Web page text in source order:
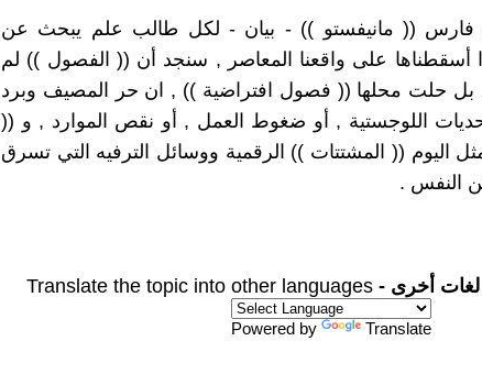
فارس (( مانيفستو )) - بيان - لكل طالب علم يبحث عن
أسقطناها على واقعنا المعاصر , سنجد أن (( الفصول )) لم
, بل حلت محلها (( فصول افتراضية )) , ان حر المصيف وبرد
اللوجستية , أو ضغوط العمل , أو نقص الموارد , و ((
اليوم (( المشتتات )) الرقمية ووسائل الترفيه التي تسرق
النفس .
أخرى - Translate the topic into other languages
Powered by Translate